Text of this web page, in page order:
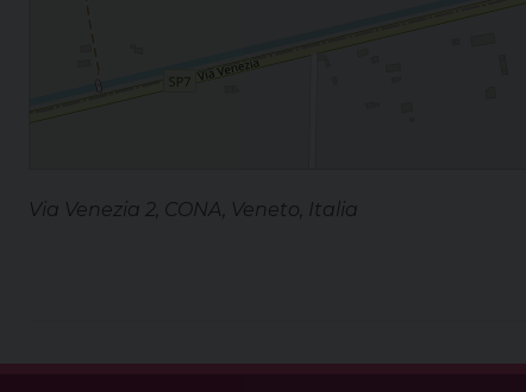
Via Venezia 2, CONA, Veneto, Italia